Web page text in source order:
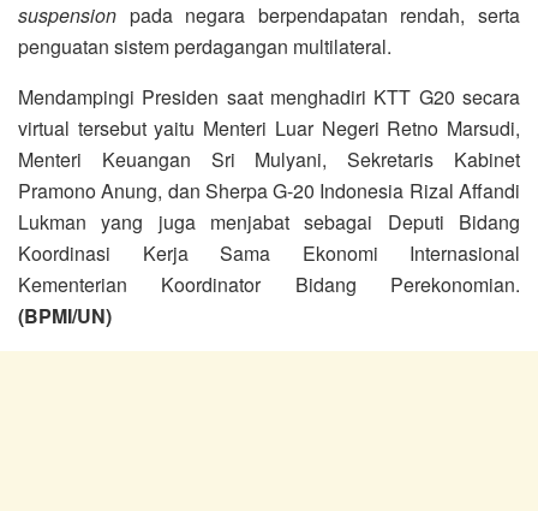
suspension pada negara berpendapatan rendah, serta
penguatan sistem perdagangan multilateral.
Mendampingi Presiden saat menghadiri KTT G20 secara
virtual tersebut yaitu Menteri Luar Negeri Retno Marsudi,
Menteri Keuangan Sri Mulyani, Sekretaris Kabinet
Pramono Anung, dan Sherpa G-20 Indonesia Rizal Affandi
Lukman yang juga menjabat sebagai Deputi Bidang
Koordinasi Kerja Sama Ekonomi Internasional
Kementerian Koordinator Bidang Perekonomian.
(BPMI/UN)